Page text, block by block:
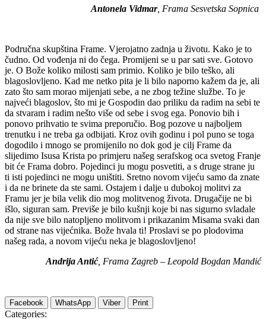
Antonela Vidmar, Frama Sesvetska Sopnica
Područna skupština Frame. Vjerojatno zadnja u životu. Kako je to
čudno. Od vođenja ni do čega. Promijeni se u par sati sve. Gotovo
je. O Bože koliko milosti sam primio. Koliko je bilo teško, ali
blagoslovljeno. Kad me netko pita je li bilo naporno kažem da je, ali
zato što sam morao mijenjati sebe, a ne zbog težine službe. To je
najveći blagoslov, što mi je Gospodin dao priliku da radim na sebi te
da stvaram i radim nešto više od sebe i svog ega. Ponovio bih i
ponovo prihvatio te svima preporučio. Bog pozove u najboljem
trenutku i ne treba ga odbijati. Kroz ovih godinu i pol puno se toga
dogodilo i mnogo se promijenilo no dok god je cilj Frame da
slijedimo Isusa Krista po primjeru našeg serafskog oca svetog Franje
bit će Frama dobro. Pojedinci ju mogu posvetiti, a s druge strane ju
ti isti pojedinci ne mogu uništiti. Sretno novom vijeću samo da znate
i da ne brinete da ste sami. Ostajem i dalje u dubokoj molitvi za
Framu jer je bila velik dio mog molitvenog života. Drugačije ne bi
išlo, siguran sam. Previše je bilo kušnji koje bi nas sigurno svladale
da nije sve bilo natopljeno molitvom i prikazanim Misama svaki dan
od strane nas vijećnika. Bože hvala ti! Proslavi se po plodovima
našeg rada, a novom vijeću neka je blagoslovljeno!
Andrija Antić, Frama Zagreb – Leopold Bogdan Mandić
Facebook WhatsApp Viber Print
Categories: